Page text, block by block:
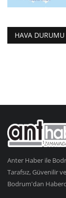
HAVA DURUMU
Anter Haber ile
Tarafsız, Güvenilir
Bodrum'dan